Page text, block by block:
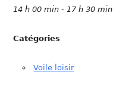
14 h 00 min - 17 h 30 min
Catégories
Voile loisir